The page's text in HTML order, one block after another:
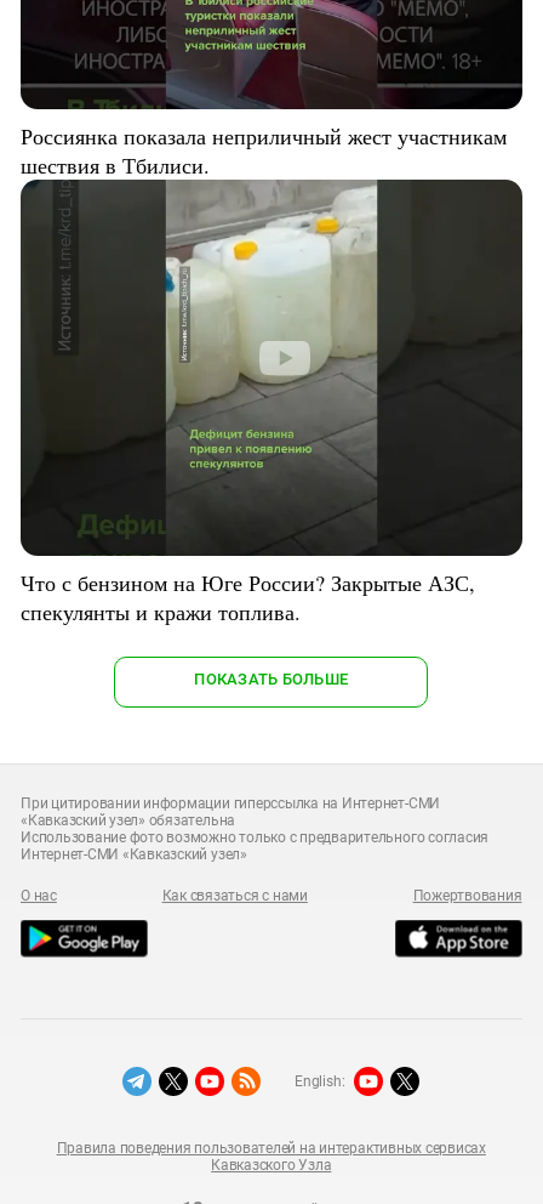
Россиянка показала неприличный жест участникам
шествия в Тбилиси.
Что с бензином на Юге России? Закрытые АЗС,
спекулянты и кражи топлива.
ПОКАЗАТЬ БОЛЬШЕ
При цитировании информации гиперссылка на Интернет-СМИ
«Кавказский узел» обязательна
Использование фото возможно только с предварительного согласия
Интернет-СМИ «Кавказский узел»
О нас Как связаться с нами Пожертвования
Правила поведения пользователей на интерактивных сервисах
Кавказского Узла
English: